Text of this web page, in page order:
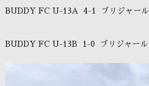
BUDDY FC U-13A 4-1 ブリジャール
BUDDY FC U-13B 1-0 ブリジャール